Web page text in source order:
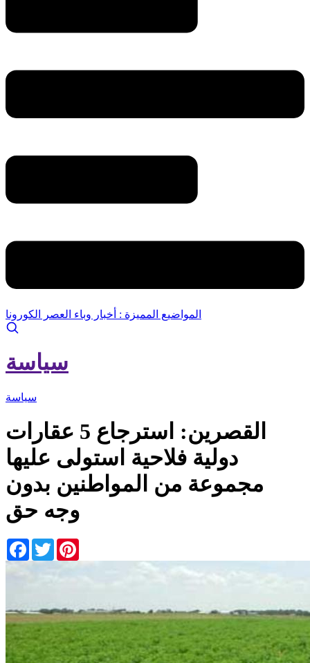
المواضيع المميزة : أخبار وباء العصر الكورونا
سياسة
سياسة
القصرين: استرجاع 5 عقارات
دولية فلاحية استولى عليها
مجموعة من المواطنين بدون
وجه حق
Facebook
Twitter